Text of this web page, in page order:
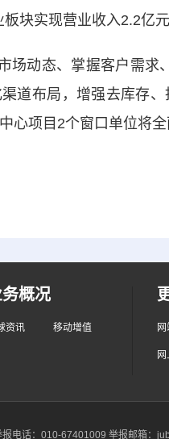
块实现营业收入2.2亿元
动态、掌握客户需求
道布局，增强去库存
心项目2个窗口单位将
概况
资讯 移动增值
电话：010-67401009 举报邮箱：